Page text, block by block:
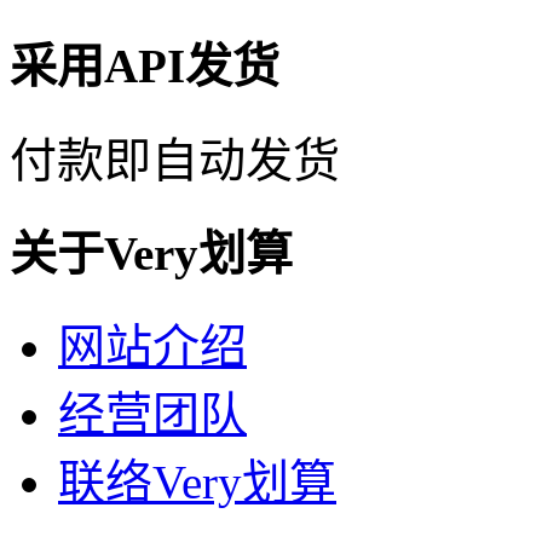
采用API发货
付款即自动发货
关于Very划算
网站介绍
经营团队
联络Very划算